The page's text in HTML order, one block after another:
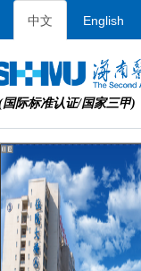
中文 English
国际标准认证/国家三甲)